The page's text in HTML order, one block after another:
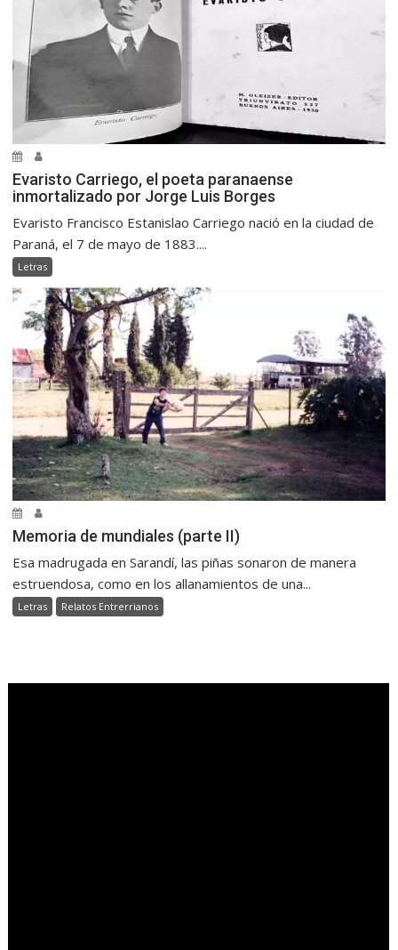
Evaristo Carriego, el poeta paranaense
inmortalizado por Jorge Luis Borges
Evaristo Francisco Estanislao Carriego nació en la ciudad de
Paraná, el 7 de mayo de 1883....
Letras
Memoria de mundiales (parte II)
Esa madrugada en Sarandí, las piñas sonaron de manera
estruendosa, como en los allanamientos de una...
Letras Relatos Entrerrianos